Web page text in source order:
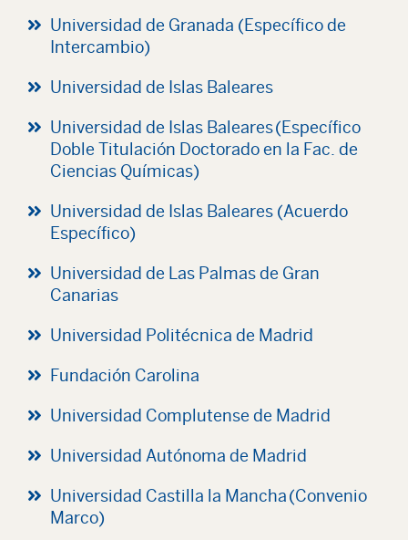
Universidad de Granada (Específico de
Intercambio)
Universidad de Islas Baleares
Universidad de Islas Baleares (Específico
Doble Titulación Doctorado en la Fac. de
Ciencias Químicas)
Universidad de Islas Baleares (Acuerdo
Específico)
Universidad de Las Palmas de Gran
Canarias
Universidad Politécnica de Madrid
Fundación Carolina
Universidad Complutense de Madrid
Universidad Autónoma de Madrid
Universidad Castilla la Mancha (Convenio
Marco)